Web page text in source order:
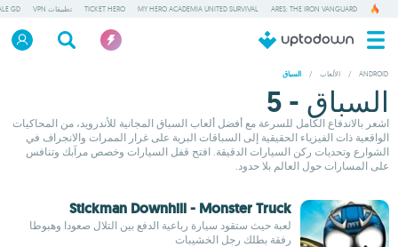
ARES: THE IRON VANGUARD
MY HERO ACADEMIA UNITED SURVIVAL
TICKET HERO تطبيقات VPN GD
ANDROID
/ الألعاب / السباق
السباق - 5
اشعر بالاندفاع الكامل للسرعة مع أفضل ألعاب السباق المجانية للأندرويد، من المحاكيات
الواقعية ذات الفيزياء الحقيقية إلى السباقات البرية على غرار الممرات والانجراف في
الشوارع وتحديات ركن السيارات الدقيقة. افتح قفل السيارات وخصص مرآبك وتنافس
على المسارات حول العالم بلا حدود.
Stickman Downhill - Monster Truck
لعبة حيث ستقود سيارة رباعية الدفع بين التلال صعودا وهبوطا
رفقة بطلك رجل الخشيبات